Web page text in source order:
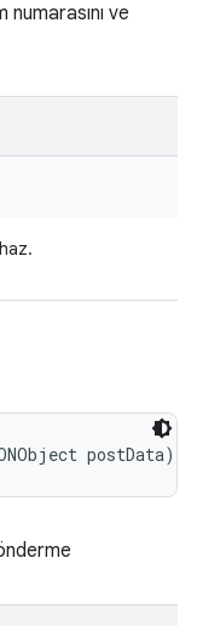
numarasını ve
postData)